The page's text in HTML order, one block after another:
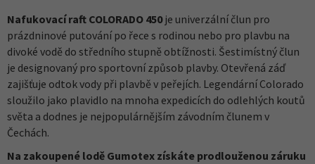
Nafukovací raft COLORADO 450je univerzální člun pro
prázdninové putování po řece s rodinou nebo pro plavbu na
divoké vodě do středního stupně obtížnosti. Šestimístný člun
je designovaný pro sportovní způsob plavby. Otevřená záď
zajišťuje odtok vody při plavbě v peřejích. Legendární Colorado
sloužilo jako plavidlo na mnoha expedicích do odlehlých koutů
světa a dodnes je nejpopulárnějším závodním člunem v
Čechách.
Na zakoupené lodě Gumotex získáte prodlouženou záruku